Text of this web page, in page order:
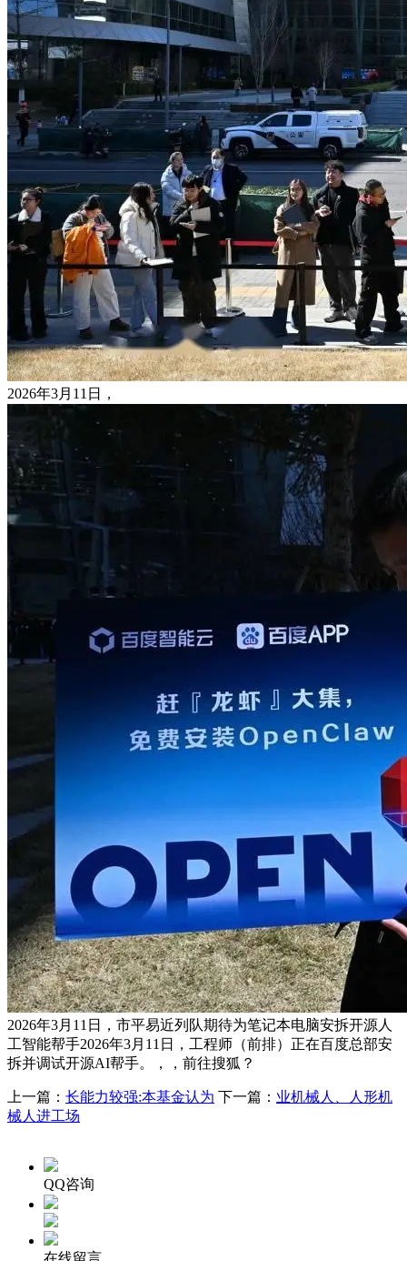
2026年3月11日，
2026年3月11日，市平易近列队期待为笔记本电脑安拆开源人
工智能帮手2026年3月11日，工程师（前排）正在百度总部安
拆并调试开源AI帮手。，，前往搜狐？
上一篇： 长能力较强:本基金认为 下一篇： 业机械人、人形机
械人进工场
QQ咨询
在线留言